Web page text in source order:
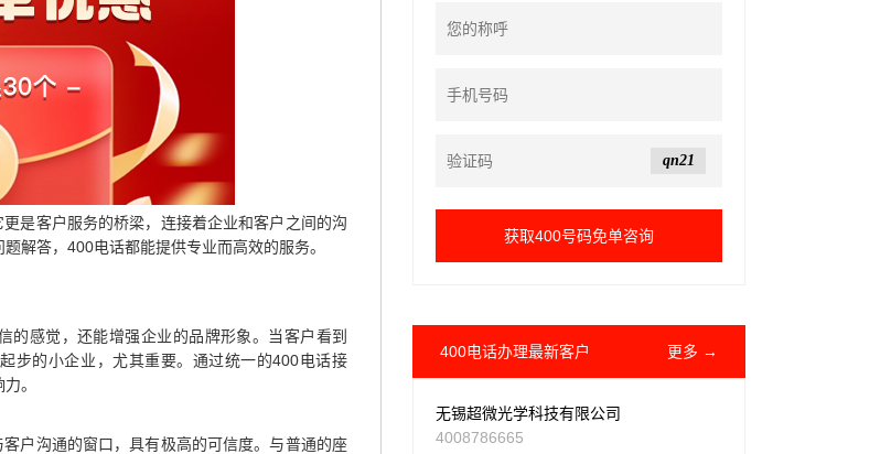
是客户服务的桥梁，连接着企业和客户之间的沟
解答，400电话都能提供专业而高效的服务。
感觉，还能增强企业的品牌形象。当客户看到
步的小企业，尤其重要。通过统一的400电话接
。
户沟通的窗口，具有极高的可信度。与普通的座
qn21
400电话办理最新客户 更多 →
无锡超微光学科技有限公司
4008786665